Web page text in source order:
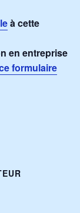
à cette
en entreprise
formulaire